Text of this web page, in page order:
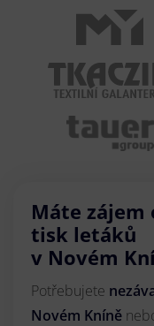
Máte zájem
tisk letáků
v Novém
Potřebujete
Novém Kníně